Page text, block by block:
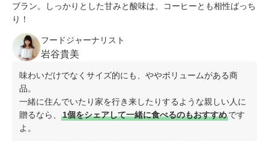
ブラン。しっかりとした甘みと酸味は、コーヒーとも相性ばっち
り！
フードジャーナリスト
岩谷貴美
味わいだけでなくサイズ的にも、ややボリュームがある商
品。
一緒に住んでいたり家を行き来したりするような親しい人に
贈るなら、
1個をシェアして一緒に食べるのもおすすめです
よ。